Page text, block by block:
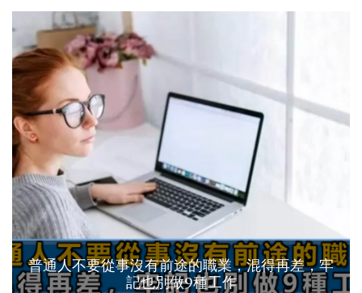
普通人不要從事沒有前途的職業，混得再差，牢
記也別做9種工作